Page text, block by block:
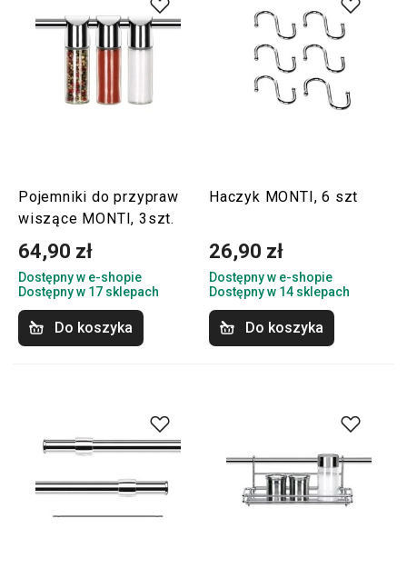
Pojemniki do przypraw
wiszące MONTI, 3szt.
64,90 zł
Dostępny w e-shopie
Dostępny w 17 sklepach
Do koszyka
Haczyk MONTI, 6 szt
26,90 zł
Dostępny w e-shopie
Dostępny w 14 sklepach
Do koszyka